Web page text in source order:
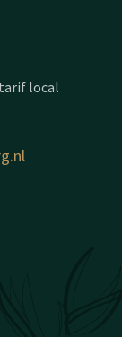
local